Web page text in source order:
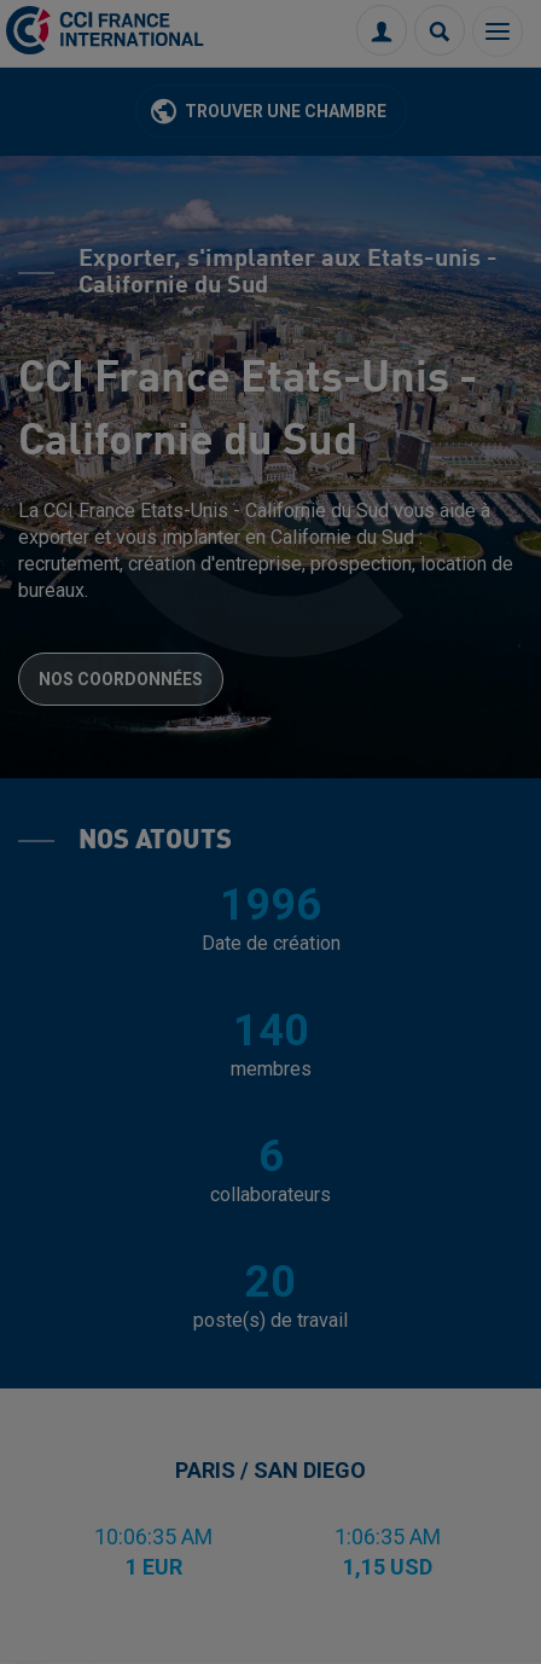
Menu
Connexion
TROUVER UNE CHAMBRE
Exporter, s'implanter aux Etats-unis -
Californie du Sud
CCI France Etats-Unis -
Californie du Sud
La CCI France Etats-Unis - Californie du Sud vous aide à
exporter et vous implanter en Californie du Sud :
recrutement, création d'entreprise, prospection, location de
bureaux.
NOS COORDONNÉES
NOS ATOUTS
1996
Date de création
140
membres
6
collaborateurs
20
poste(s) de travail
PARIS / SAN DIEGO
10:06:35 AM
1 EUR
1:06:35 AM
1,15 USD